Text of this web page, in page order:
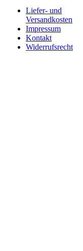
Liefer- und
Versandkosten
Impressum
Kontakt
Widerrufsrecht